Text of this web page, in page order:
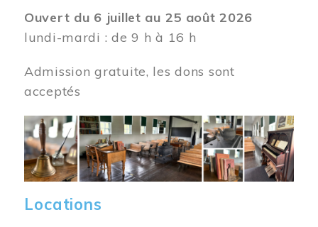
Ouvert du 6 juillet au 25 août 2026
lundi-mardi : de 9 h à 16 h
Admission gratuite, les dons sont
acceptés
Image
Locations